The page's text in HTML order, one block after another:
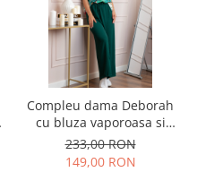
Compleu dama Deborah
cu bluza vaporoasa si
pantaloni largi - Verde
233,00 RON
149,00 RON